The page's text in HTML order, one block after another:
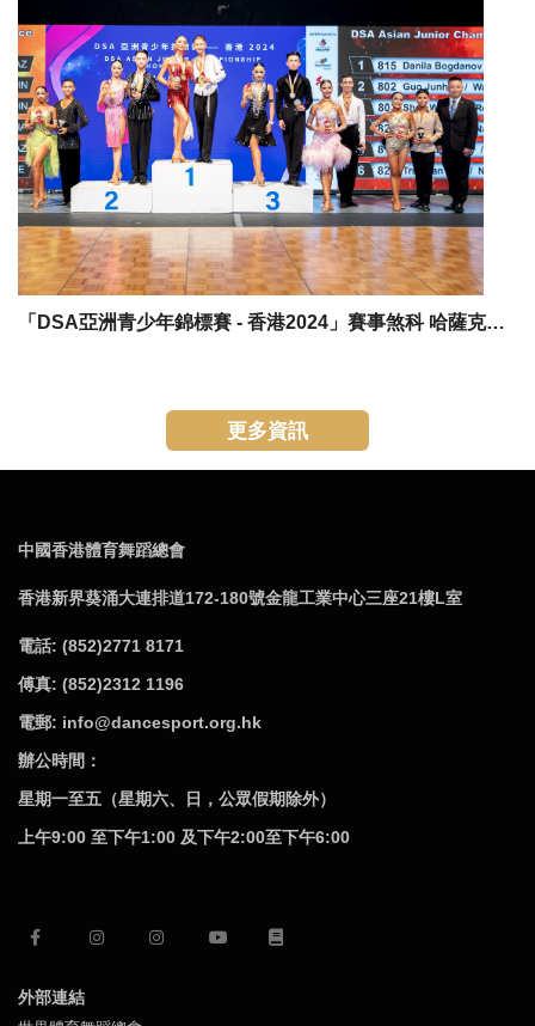
「DSA亞洲青少年錦標賽 - 香港2024」賽事煞科 哈薩克斯坦Danila及Lorin憑9年合作默契 奪拉丁舞金牌 中國兩組合包辦亞、季軍
更多資訊
中國香港體育舞蹈總會
香港新界葵涌大連排道172-180號金龍工業中心三座21樓L室
電話: (852)2771 8171
傅真: (852)2312 1196
電郵: info@dancesport.org.hk
辦公時間：
星期一至五（星期六、日，公眾假期除外）
上午9:00 至下午1:00 及下午2:00至下午6:00
外部連結